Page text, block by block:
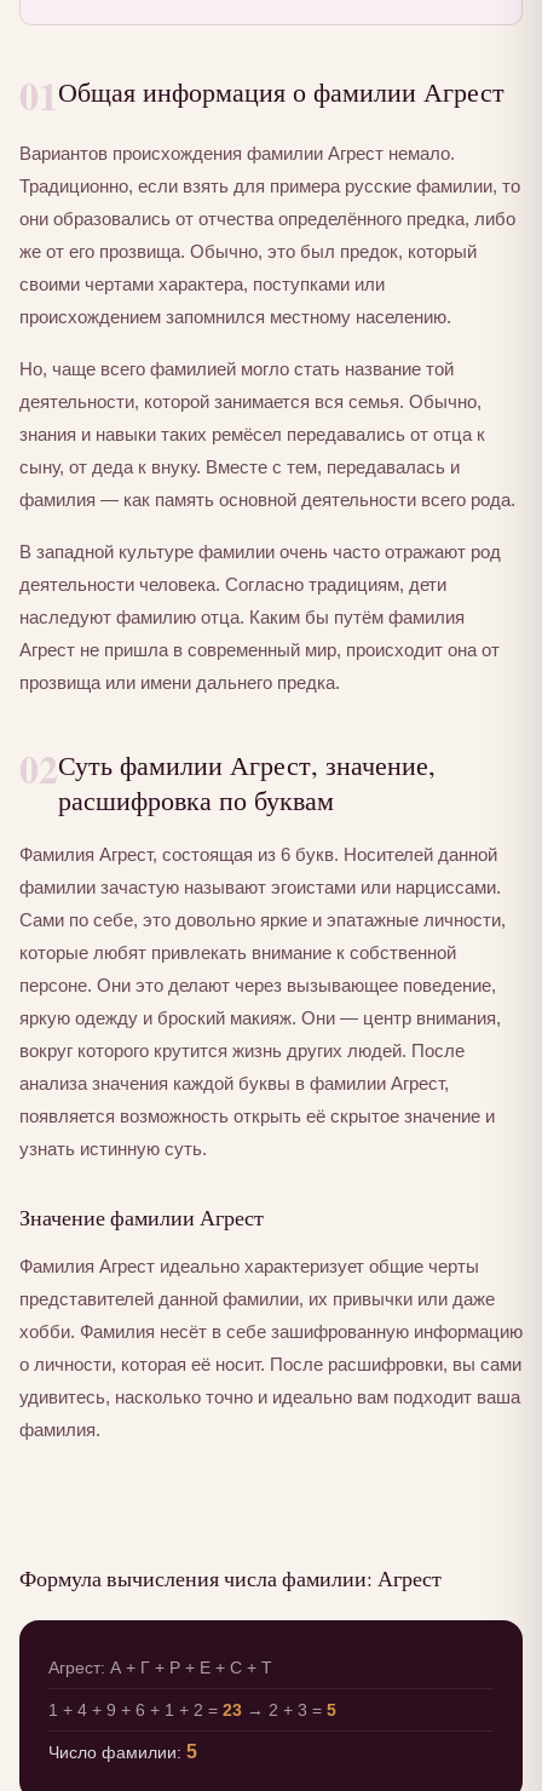
01Общая информация о фамилии Агрест
Вариантов происхождения фамилии Агрест немало.
Традиционно, если взять для примера русские фамилии, то
они образовались от отчества определённого предка, либо
же от его прозвища. Обычно, это был предок, который
своими чертами характера, поступками или
происхождением запомнился местному населению.
Но, чаще всего фамилией могло стать название той
деятельности, которой занимается вся семья. Обычно,
знания и навыки таких ремёсел передавались от отца к
сыну, от деда к внуку. Вместе с тем, передавалась и
фамилия — как память основной деятельности всего рода.
В западной культуре фамилии очень часто отражают род
деятельности человека. Согласно традициям, дети
наследуют фамилию отца. Каким бы путём фамилия
Агрест не пришла в современный мир, происходит она от
прозвища или имени дальнего предка.
02Суть фамилии Агрест, значение,
расшифровка по буквам
Фамилия Агрест, состоящая из 6 букв. Носителей данной
фамилии зачастую называют эгоистами или нарциссами.
Сами по себе, это довольно яркие и эпатажные личности,
которые любят привлекать внимание к собственной
персоне. Они это делают через вызывающее поведение,
яркую одежду и броский макияж. Они — центр внимания,
вокруг которого крутится жизнь других людей. После
анализа значения каждой буквы в фамилии Агрест,
появляется возможность открыть её скрытое значение и
узнать истинную суть.
Значение фамилии Агрест
Фамилия Агрест идеально характеризует общие черты
представителей данной фамилии, их привычки или даже
хобби. Фамилия несёт в себе зашифрованную информацию
о личности, которая её носит. После расшифровки, вы сами
удивитесь, насколько точно и идеально вам подходит ваша
фамилия.
Формула вычисления числа фамилии: Агрест
Агрест: А + Г + Р + Е + С + Т
1 + 4 + 9 + 6 + 1 + 2 = 23 → 2 + 3 = 5
Число фамилии: 5